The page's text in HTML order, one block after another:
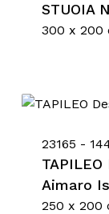
STUOIA
300 x 200
23165 -
Aimaro
250 x 200